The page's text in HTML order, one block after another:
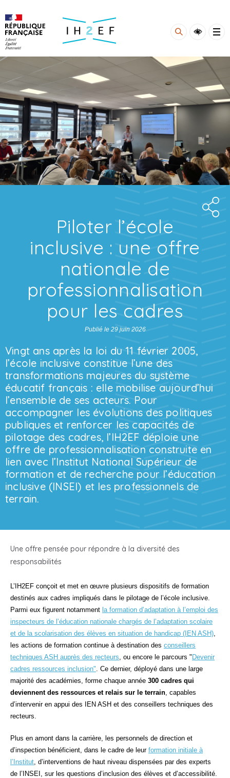
Piloter l’école
inclusive : une offre
nationale de
professionnalisation
pour les cadres
Publié le 29 juin 2026
Vingt ans après la loi du 11 février 2005,
l’école inclusive constitue l’une des
transformations majeures du système
éducatif français : elle mobilise aujourd’hui
l’ensemble de ses acteurs. Pour
accompagner les évolutions des politiques
publiques et renforcer les capacités de
pilotage des cadres, l’IH2EF déploie une
offre de professionnalisation construite en
lien avec l’Institut National Supérieur de
formation et de recherche pour l’éducation
inclusive (INSEI) et les professionnels de
terrain.
Une offre pensée pour répondre à la diversité des
responsabilités
L’IH2EF conçoit et met en œuvre plusieurs dispositifs de formation
destinés aux cadres impliqués dans le pilotage de l’école inclusive.
Parmi eux figurent notamment la formation d’adaptation à l’emploi des
inspecteurs de l’éducation nationale chargés de l’adaptation scolaire
et de la scolarisation des élèves en situation de handicap (IEN ASH)
les actions de formation continue à destination des conseillers
techniques ASH auprès des recteurs , ou encore le parcours " Devenir
cadres ressources inclusion" . Ce dernier, déployé dans une large
majorité des académies, forme chaque année 300 cadres qui
deviennent des ressources et relais sur le terrain , capables
d’intervenir en appui des IEN ASH et des conseillers techniques des
recteurs.
Plus en amont dans la carrière, les personnels de direction et
d’inspection bénéficient, dans le cadre de leur formation initiale à
l’Institut , d’interventions de haut niveau dispensées par des experts
de l’INSEI, sur les questions d’inclusion des élèves et d’accessibilité.